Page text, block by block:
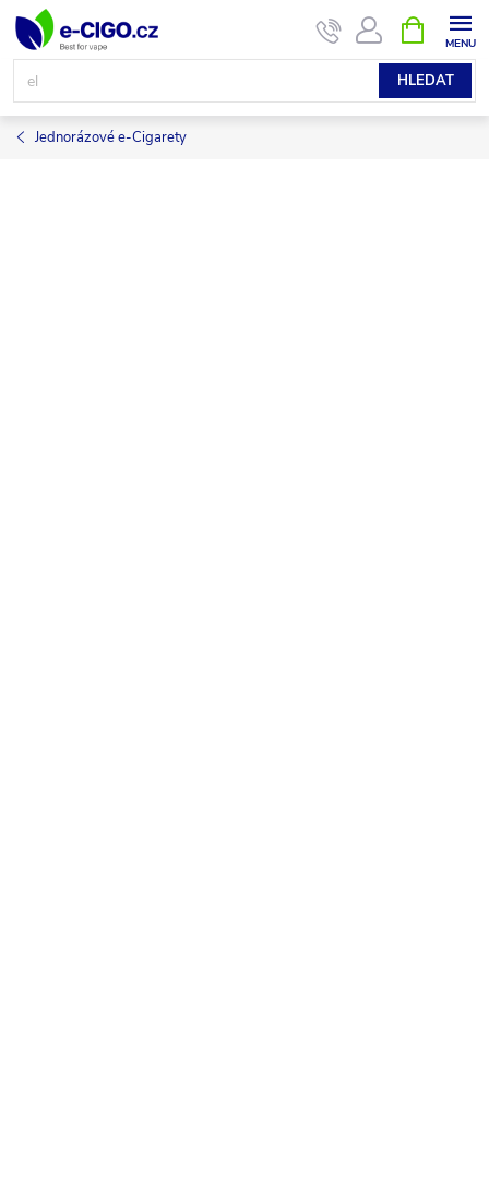
Přejít
obsah
HLEDAT
NÁKUPNÍ
KOŠÍK
Jednorázové e-Cigarety